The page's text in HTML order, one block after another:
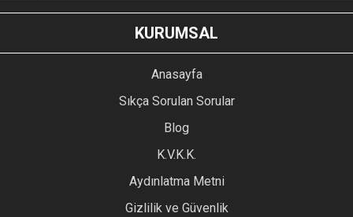
KURUMSAL
Anasayfa
Sıkça Sorulan Sorular
Blog
K.V.K.K.
Aydınlatma Metni
Gizlilik ve Güvenlik